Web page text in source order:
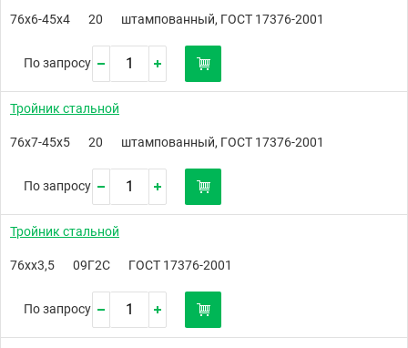
76х6-45х4 20 штампованный, ГОСТ 17376-2001
По запросу
Тройник стальной
76х7-45х5 20 штампованный, ГОСТ 17376-2001
По запросу
Тройник стальной
76хх3,5 09Г2С ГОСТ 17376-2001
По запросу